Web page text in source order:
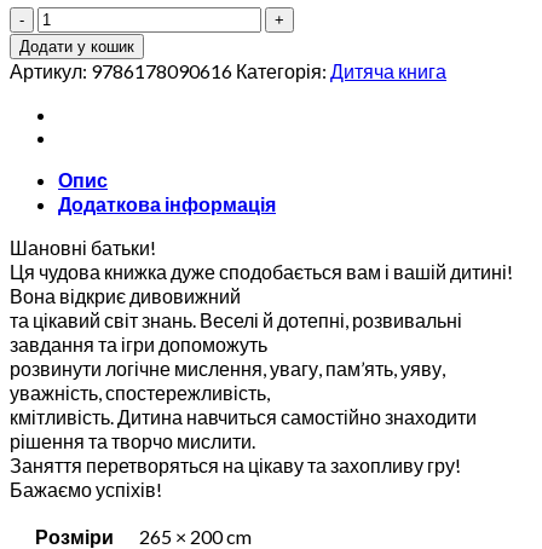
Розвиваємось
граючись.
Помаранчева
кількість
Додати у кошик
Артикул: 9786178090616 Категорія: Дитяча книга
Опис
Додаткова інформація
Шановні батьки!
Ця чудова книжка дуже сподобається вам і вашій дитині!
Вона відкриє дивовижний
та цікавий світ знань. Веселі й дотепні, розвивальні
завдання та ігри допоможуть
розвинути логічне мислення, увагу, пам’ять, уяву,
уважність, спостережливість,
кмітливість. Дитина навчиться самостійно знаходити
рішення та творчо мислити.
Заняття перетворяться на цікаву та захопливу гру!
Бажаємо успіхів!
Розміри 265 × 200 cm